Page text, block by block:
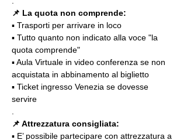
📌 La quota non comprende:
▪️ Trasporti per arrivare in loco
▪️ Tutto quanto non indicato alla voce "la
quota comprende"
▪️ Aula Virtuale in video conferenza se non
acquistata in abbinamento al biglietto
▪️ Ticket ingresso Venezia se dovesse
servire
📌 Attrezzatura consigliata:
▪️ E’ possibile partecipare con attrezzatura a